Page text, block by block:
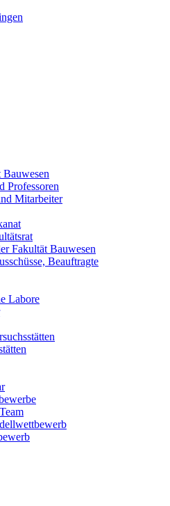
Bauwesen
Professoren
Mitarbeiter
Fakultät Bauwesen
Beauftragte
Labore